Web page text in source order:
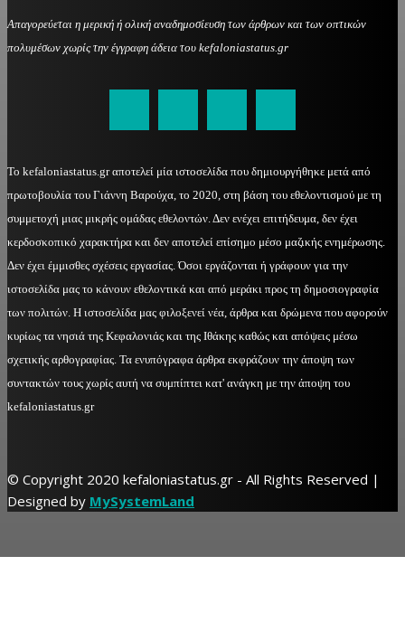
Απαγορεύεται η μερική ή ολική αναδημοσίευση των άρθρων και των οπτικών
πολυμέσων χωρίς την έγγραφη άδεια του kefaloniastatus.gr
Το kefaloniastatus.gr αποτελεί μία ιστοσελίδα που δημιουργήθηκε μετά από
πρωτοβουλία του Γιάννη Βαρούχα, το 2020, στη βάση του εθελοντισμού με τη
συμμετοχή μιας μικρής ομάδας εθελοντών. Δεν ενέχει επιτήδευμα, δεν έχει
κερδοσκοπικό χαρακτήρα και δεν αποτελεί επίσημο μέσο μαζικής ενημέρωσης.
Δεν έχει έμμισθες σχέσεις εργασίας. Όσοι εργάζονται ή γράφουν για την
ιστοσελίδα μας το κάνουν εθελοντικά και από μεράκι προς τη δημοσιογραφία
των πολιτών. Η ιστοσελίδα μας φιλοξενεί νέα, άρθρα και δρώμενα που αφορούν
κυρίως τα νησιά της Κεφαλονιάς και της Ιθάκης καθώς και απόψεις μέσω
σχετικής αρθογραφίας. Τα ενυπόγραφα άρθρα εκφράζουν την άποψη των
συντακτών τους χωρίς αυτή να συμπίπτει κατ' ανάγκη με την άποψη του
kefaloniastatus.gr
© Copyright 2020 kefaloniastatus.gr - All Rights Reserved |
Designed by MySystemLand